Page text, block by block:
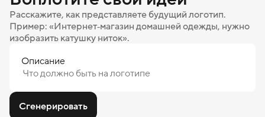
Расскажите, как представляете будущий логотип.
Пример: «Интернет‑магазин домашней одежды, нужно
изобразить катушку ниток».
Описание
Сгенерировать